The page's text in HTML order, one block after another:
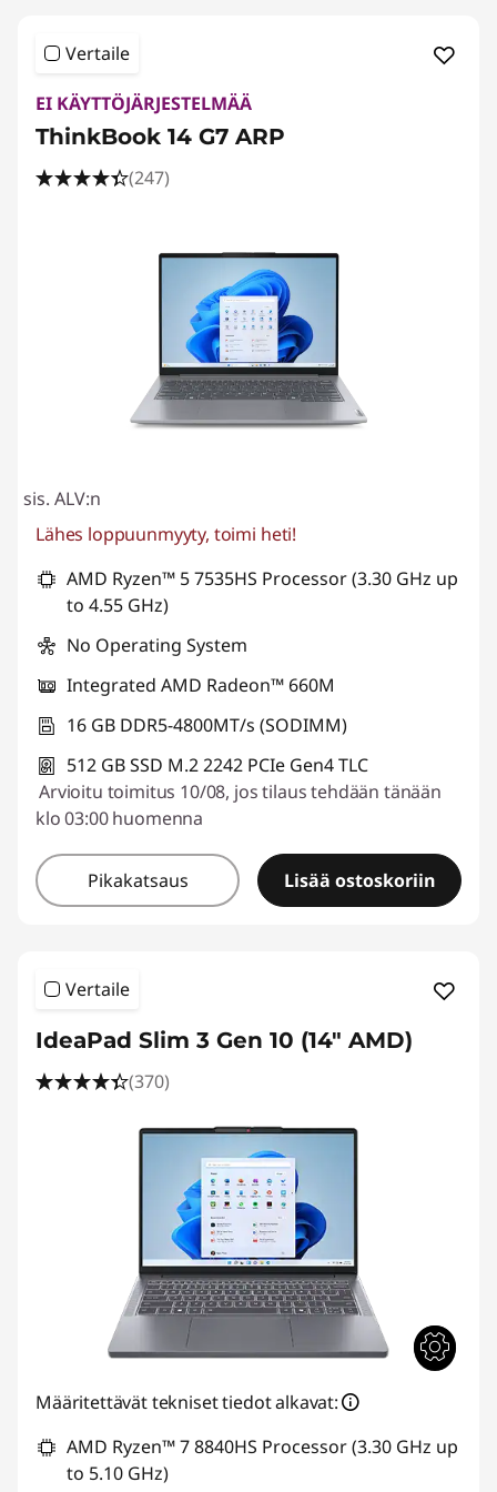
Vertaile
EI KÄYTTÖJÄRJESTELMÄÄ
ThinkBook 14 G7 ARP
(247)
sis. ALV:n
Lähes loppuunmyyty, toimi heti!
AMD Ryzen™ 5 7535HS Processor (3.30 GHz up
to 4.55 GHz)
No Operating System
Integrated AMD Radeon™ 660M
16 GB DDR5-4800MT/s (SODIMM)
512 GB SSD M.2 2242 PCIe Gen4 TLC
Arvioitu toimitus 10/08, jos tilaus tehdään tänään
klo 03:00 huomenna
Pikakatsaus Lisää ostoskoriin
Vertaile
IdeaPad Slim 3 Gen 10 (14" AMD)
(370)
Määritettävät tekniset tiedot alkavat:
AMD Ryzen™ 7 8840HS Processor (3.30 GHz up
to 5.10 GHz)